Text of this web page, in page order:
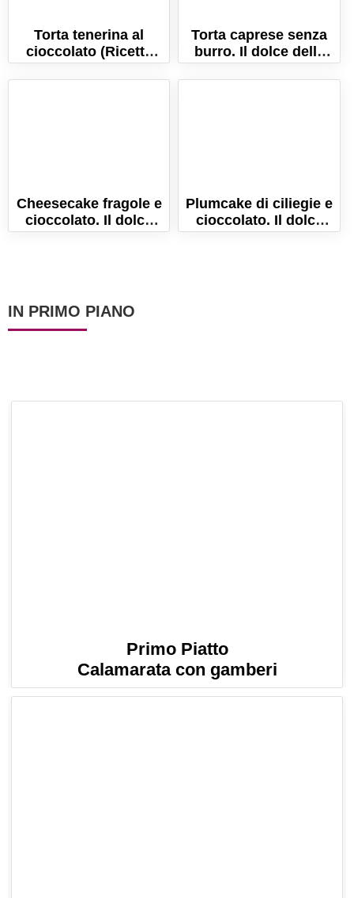
Torta tenerina al
cioccolato (Ricetta
veloce e senza lievito!)
Torta caprese senza
burro. Il dolce della
tradizione campana!
Cheesecake fragole e
cioccolato. Il dolce
goloso e fresco, senza
Plumcake di ciliegie e
cioccolato. Il dolce
soffice e goloso per
IN PRIMO PIANO
Primo Piatto
Calamarata con gamberi